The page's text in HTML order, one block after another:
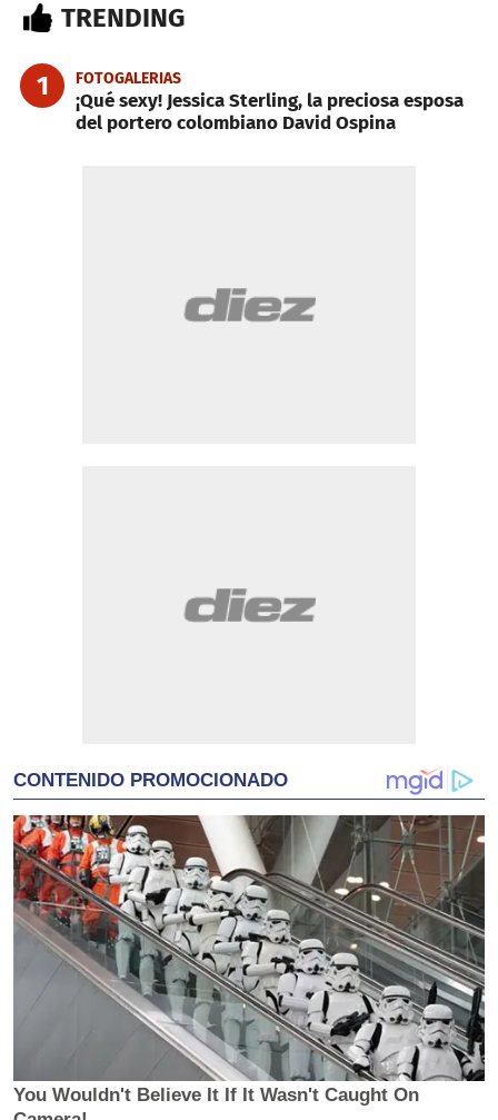
TRENDING
1 FOTOGALERIAS
¡Qué sexy! Jessica Sterling, la preciosa esposa
del portero colombiano David Ospina